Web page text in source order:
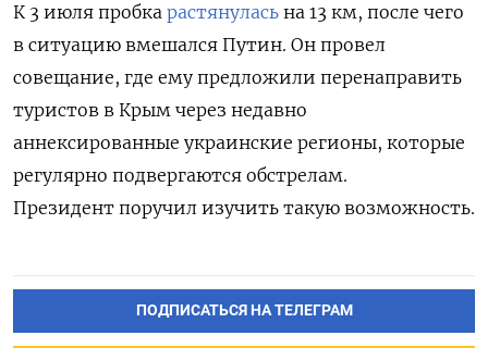
К 3 июля пробка растянулась на 13 км, после чего
в ситуацию вмешался Путин. Он провел
совещание, где ему предложили перенаправить
туристов в Крым через недавно
аннексированные украинские регионы, которые
регулярно подвергаются обстрелам.
Президент поручил изучить такую возможность.
ПОДПИСАТЬСЯ НА ТЕЛЕГРАМ